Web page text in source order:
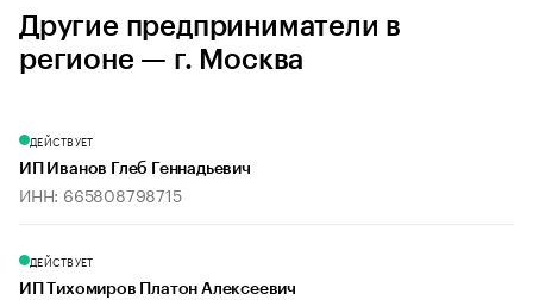
Другие предприниматели в
регионе — г. Москва
ДЕЙСТВУЕТ
ИП Иванов Глеб Геннадьевич
ИНН: 665808798715
ДЕЙСТВУЕТ
ИП Тихомиров Платон Алексеевич